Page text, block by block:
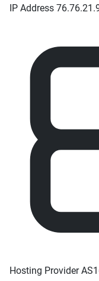
IP Address
Hosting Provider